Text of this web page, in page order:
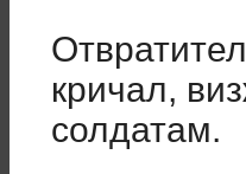
кричал,
солдатам.